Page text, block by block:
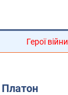
Герої війни